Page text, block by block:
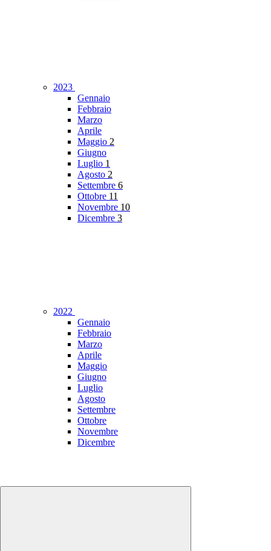
2023
Gennaio
Febbraio
Marzo
Aprile
Maggio 2
Giugno
Luglio 1
Agosto 2
Settembre 6
Ottobre 11
Novembre 10
Dicembre 3
2022
Gennaio
Febbraio
Marzo
Aprile
Maggio
Giugno
Luglio
Agosto
Settembre
Ottobre
Novembre
Dicembre